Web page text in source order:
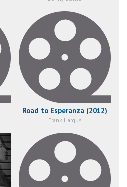
Road to Esperanza (2012)
Frank Hargus